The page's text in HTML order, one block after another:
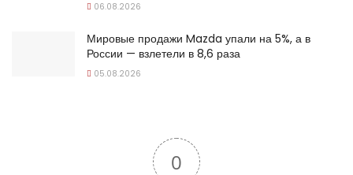
06.08.2026
Мировые продажи Mazda упали на 5%, а в
России — взлетели в 8,6 раза
05.08.2026
0